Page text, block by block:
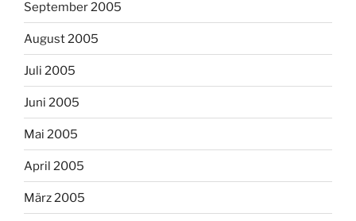
September 2005
August 2005
Juli 2005
Juni 2005
Mai 2005
April 2005
März 2005